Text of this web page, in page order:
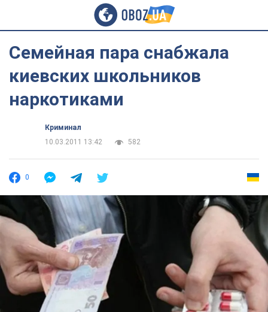
Семейная пара снабжала
киевских школьников
наркотиками
Криминал
10.03.2011 13:42
582
0